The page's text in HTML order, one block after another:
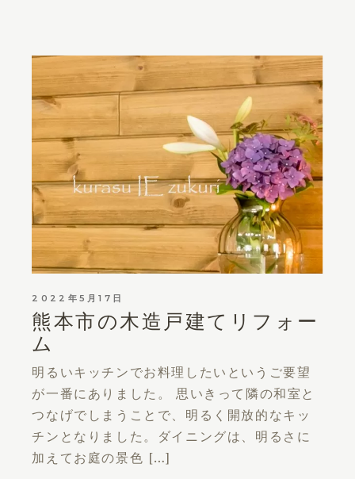
2022年5月17日
熊本市の木造戸建てリフォー
ム
明るいキッチンでお料理したいというご要望
が一番にありました。 思いきって隣の和室と
つなげでしまうことで、明るく開放的なキッ
チンとなりました。ダイニングは、明るさに
加えてお庭の景色 […]